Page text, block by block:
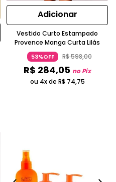
Adicionar
Vestido Curto Estampado
Provence Manga Curta Lilás
53%OFF R$598,00
R$ 284,05 no Pix
ou 4x de R$ 74,75